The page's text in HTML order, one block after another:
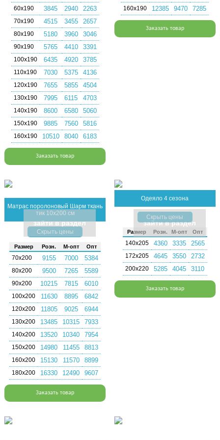
60х190 3845 2940 2263
70х190 4515 3455 2657
80х190 5180 3960 3046
90х190 5765 4410 3391
100х190 6435 4920 3785
110х190 7030 5375 4136
120х190 7655 5855 4504
130х190 7995 6115 4703
140х190 8600 6580 5060
150х190 9885 7560 5816
160х190 10510 8040 6183
Заказать товар
160х190 12385 9470 7285
Заказать товар
Матрас поролоновый Шарм ткань
тик 10x200 см
зайти в раздел
Скрыть цены
Раз­мер Розн. М-опт Опт
70х200 9155 7000 5384
80х200 9500 7265 5589
90х200 10215 7815 6010
100х200 11630 8895 6842
120х200 11805 9025 6944
130х200 13485 10315 7933
140х200 13520 10340 7954
150х200 14980 11455 8813
160х200 15130 11570 8899
180х200 16330 12490 9607
Заказать товар
Одеяло 4 сезона
зайти в раздел
Скрыть цены
Раз­мер Розн. М-опт Опт
140х205 4360 3335 2565
172х205 4645 3550 2732
200х220 5285 4045 3110
Заказать товар